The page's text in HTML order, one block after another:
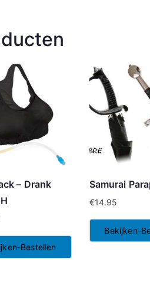
– Drank
Bestellen
Samurai
€14.95
Bekijken-